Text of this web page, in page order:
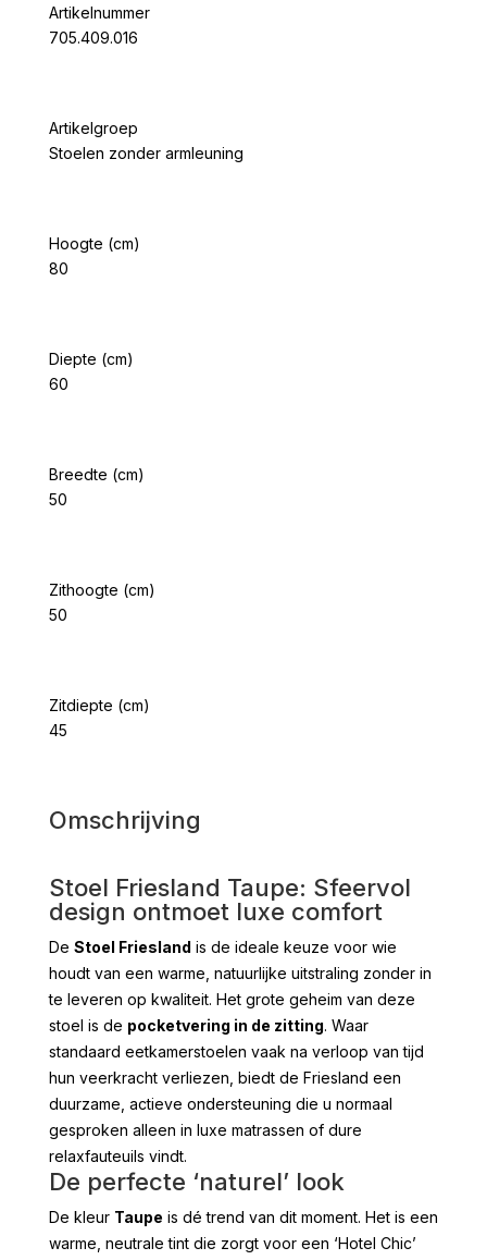
Artikelnummer
705.409.016
Artikelgroep
Stoelen zonder armleuning
Hoogte (cm)
80
Diepte (cm)
60
Breedte (cm)
50
Zithoogte (cm)
50
Zitdiepte (cm)
45
Omschrijving
Stoel Friesland Taupe: Sfeervol
design ontmoet luxe comfort
De Stoel Friesland is de ideale keuze voor wie
houdt van een warme, natuurlijke uitstraling zonder in
te leveren op kwaliteit. Het grote geheim van deze
stoel is de pocketvering in de zitting. Waar
standaard eetkamerstoelen vaak na verloop van tijd
hun veerkracht verliezen, biedt de Friesland een
duurzame, actieve ondersteuning die u normaal
gesproken alleen in luxe matrassen of dure
relaxfauteuils vindt.
De perfecte ‘naturel’ look
De kleur Taupe is dé trend van dit moment. Het is een
warme, neutrale tint die zorgt voor een ‘Hotel Chic’